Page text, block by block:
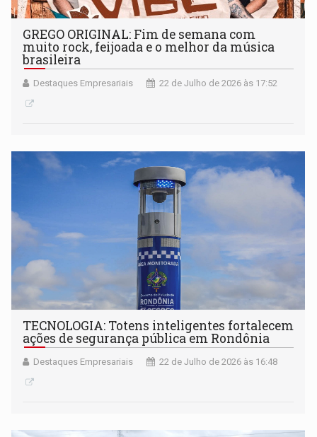
GREGO ORIGINAL: Fim de semana com
muito rock, feijoada e o melhor da música
brasileira
Destaques Empresariais 22 de Julho de 2026 às 17:52
TECNOLOGIA: Totens inteligentes fortalecem
ações de segurança pública em Rondônia
Destaques Empresariais 22 de Julho de 2026 às 16:48